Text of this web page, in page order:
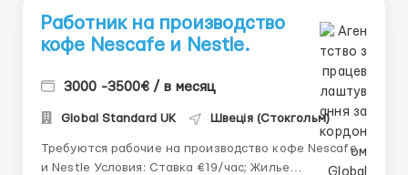
Работник на производство
кофе Nescafe и Nestle.
3000 -3500€ / в месяц
Global Standard UK Швеція (Стокгольм)
Требуются рабочие на производство кофе Nescafe
и Nestle Условия: Ставка €19/час; Жилье